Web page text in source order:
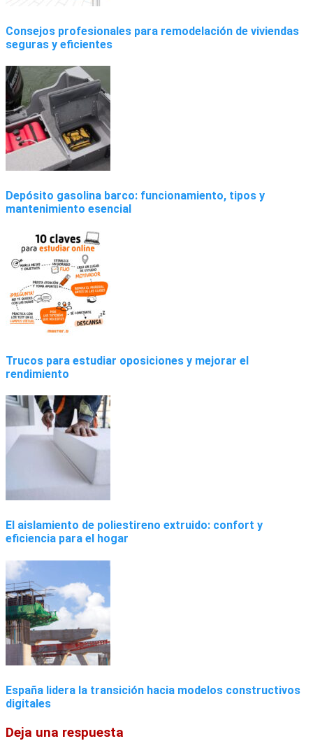
Consejos profesionales para remodelación de viviendas
seguras y eficientes
Depósito gasolina barco: funcionamiento, tipos y
mantenimiento esencial
Trucos para estudiar oposiciones y mejorar el
rendimiento
El aislamiento de poliestireno extruido: confort y
eficiencia para el hogar
España lidera la transición hacia modelos constructivos
digitales
Deja una respuesta